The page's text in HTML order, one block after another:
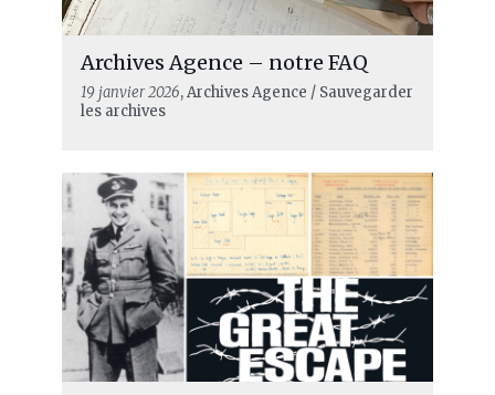
Archives Agence – notre FAQ
19 janvier 2026, Archives Agence / Sauvegarder
les archives